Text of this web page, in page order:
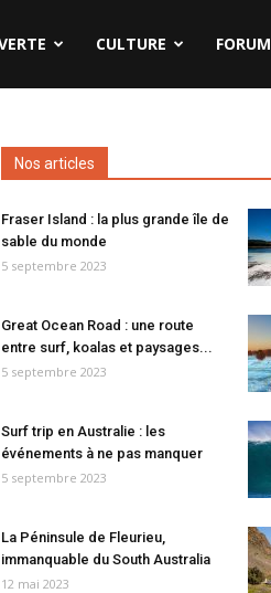
CULTURE FORUM
Nos articles
Fraser Island : la plus grande île de
sable du monde
5 septembre 2023
Great Ocean Road : une route
entre surf, koalas et paysages...
5 septembre 2023
Surf trip en Australie : les
événements à ne pas manquer
5 septembre 2023
La Péninsule de Fleurieu,
immanquable du South Australia
12 mai 2023